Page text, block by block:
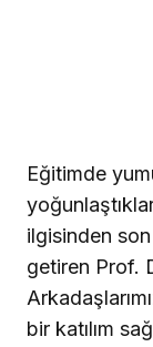
Eğitimde
ilgisinden
getiren Prof.
bir katılım